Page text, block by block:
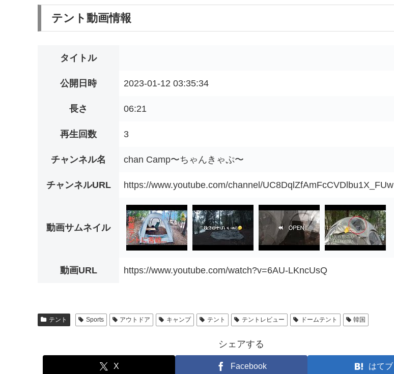
テント動画情報
タイトル
公開日時 2023-01-12 03:35:34
長さ 06:21
再生回数 3
チャンネル名 chan Camp〜ちゃんきゃぷ〜
チャンネルURL https://www.youtube.com/channel/UC8DqlZfAmFcCVDlbu1X_FUw
動画サムネイル
動画URL https://www.youtube.com/watch?v=6AU-LKncUsQ
テント Sports アウトドア キャンプ テント テントレビュー ドームテント 韓国
シェアする
X Facebook はてブ